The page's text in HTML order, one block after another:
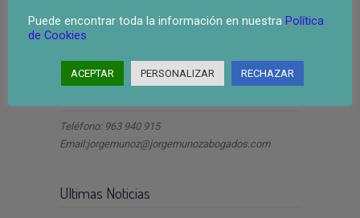
ley segunda oportunidad valencia
Teléfono: 963 940 915
Email:jorgemunoz@jorgemunozabogados.com
Ultimas Noticias
Puede encontrar toda la información en nuestra Política
de Cookies
ACEPTAR PERSONALIZAR RECHAZAR